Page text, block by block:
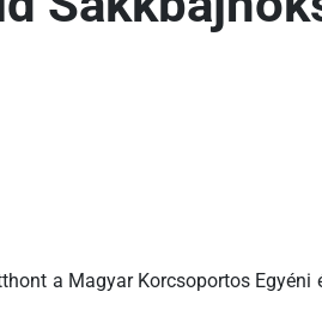
a Magyar Korcsoportos Egyéni